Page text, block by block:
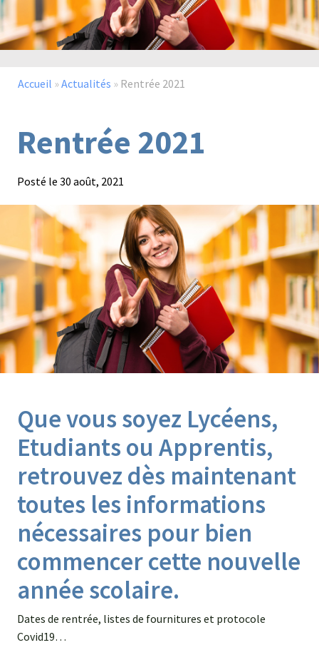
Commerce
Cheval
Trouver
Accueil »Actualités » Rentrée 2021
Rentrée 2021
Posté le 30 août, 2021
Que vous soyez Lycéens,
Etudiants ou Apprentis,
retrouvez dès maintenant
toutes les informations
nécessaires pour bien
commencer cette nouvelle
année scolaire.
Dates de rentrée, listes de fournitures et protocole
Covid19…